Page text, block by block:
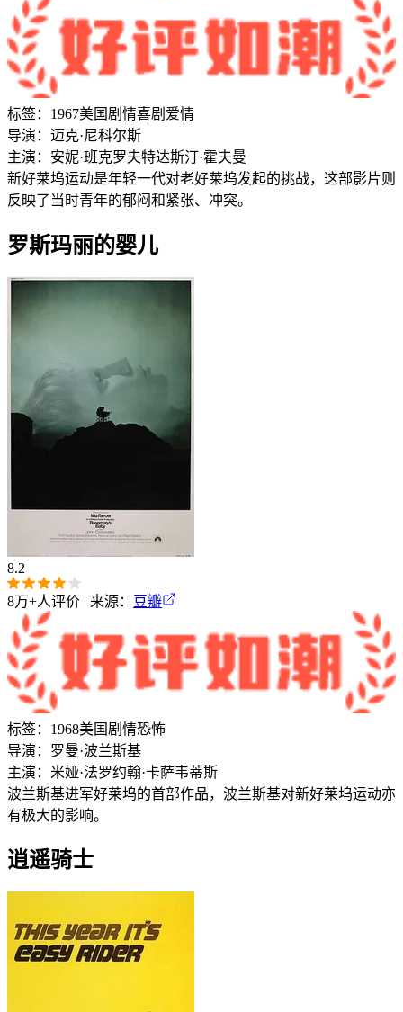
标签： 1967美国 剧情喜剧 爱情
导演： 迈克·尼科尔斯
主演： 安妮·班克罗夫特达斯汀·霍夫曼
新好莱坞运动是年轻一代对老好莱坞发起的挑战，这部影片则
反映了当时青年的郁闷和紧张、冲突。
罗斯玛丽的婴儿
8.2
8万+人评价 | 来源： 豆瓣
标签： 1968美国 剧情恐怖
导演： 罗曼·波兰斯基
主演： 米娅·法罗约翰·卡萨韦蒂斯
波兰斯基进军好莱坞的首部作品，波兰斯基对新好莱坞运动亦
有极大的影响。
逍遥骑士